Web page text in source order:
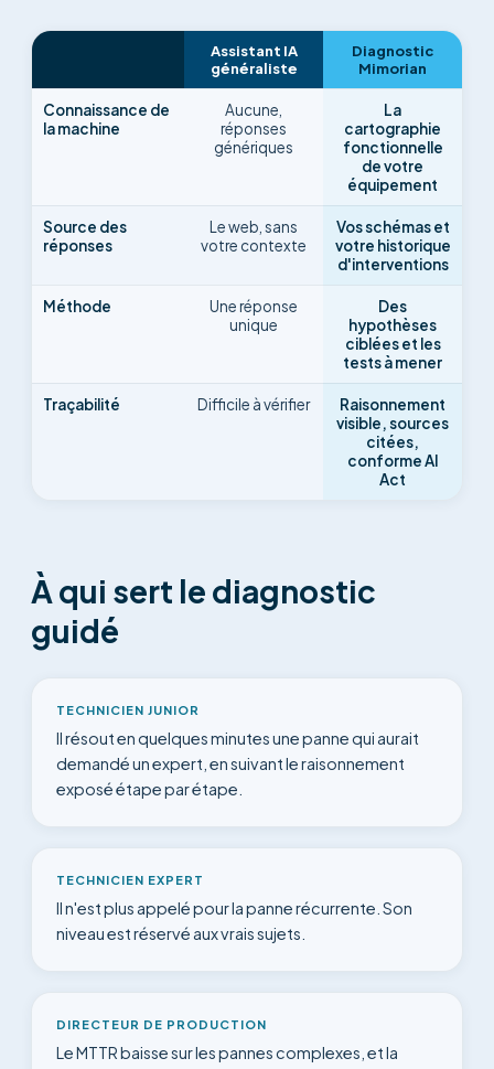
Assistant IA
généraliste
Diagnostic
Mimorian
Connaissance de
la machine
Aucune,
réponses
génériques
La
cartographie
fonctionnelle
de votre
équipement
Source des
réponses
Le web, sans
votre contexte
Vos schémas et
votre historique
d'interventions
Méthode
Une réponse
unique
Des
hypothèses
ciblées et les
tests à mener
Traçabilité Difficile à vérifier
Raisonnement
visible, sources
citées,
conforme AI
Act
À qui sert le diagnostic
guidé
TECHNICIEN JUNIOR
Il résout en quelques minutes une panne qui aurait
demandé un expert, en suivant le raisonnement
exposé étape par étape.
TECHNICIEN EXPERT
Il n'est plus appelé pour la panne récurrente. Son
niveau est réservé aux vrais sujets.
DIRECTEUR DE PRODUCTION
Le MTTR baisse sur les pannes complexes, et la